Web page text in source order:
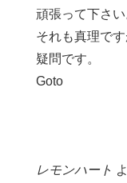
頑張って下さい
それも真理で
疑問です。
Goto
レモンハート